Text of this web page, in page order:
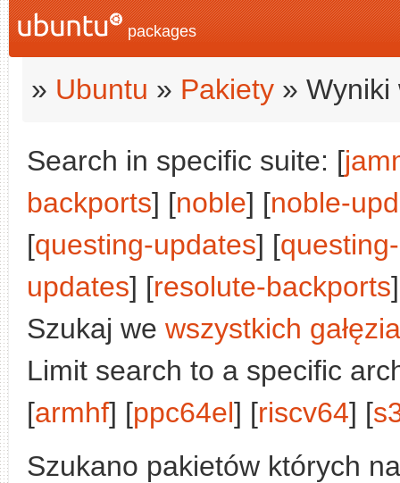
packages
» Ubuntu » Pakiety » Wyniki
Search in specific suite: [
backports] [noble] [noble-
[questing-updates] [
updates] [resolute-backports
Szukaj we wszystkich
Limit search to a specific
[armhf] [ppc64el] [riscv64] [
Szukano pakietów których